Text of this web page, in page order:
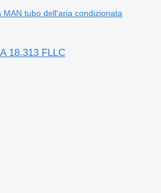
tubo dell'aria condizionata
18.313 FLLC